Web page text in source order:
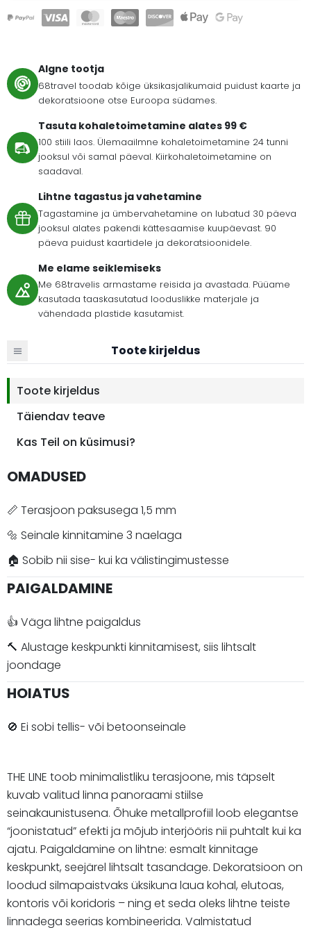
Algne tootja
68travel toodab kõige üksikasjalikumaid puidust kaarte ja
dekoratsioone otse Euroopa südames.
Tasuta kohaletoimetamine alates 99 €
100 stiili laos. Ülemaailmne kohaletoimetamine 24 tunni
jooksul või samal päeval. Kiirkohaletoimetamine on
saadaval.
Lihtne tagastus ja vahetamine
Tagastamine ja ümbervahetamine on lubatud 30 päeva
jooksul alates pakendi kättesaamise kuupäevast. 90
päeva puidust kaartidele ja dekoratsioonidele.
Me elame seiklemiseks
Me 68travelis armastame reisida ja avastada. Püüame
kasutada taaskasutatud looduslikke materjale ja
vähendada plastide kasutamist.
Toote kirjeldus
Toote kirjeldus
Täiendav teave
Kas Teil on küsimusi?
OMADUSED
📏 Terasjoon paksusega 1,5 mm
🔩 Seinale kinnitamine 3 naelaga
🏠 Sobib nii sise- kui ka välistingimustesse
PAIGALDAMINE
👍 Väga lihtne paigaldus
🔨 Alustage keskpunkti kinnitamisest, siis lihtsalt
joondage
HOIATUS
🚫 Ei sobi tellis- või betoonseinale
THE LINE toob minimalistliku terasjoone, mis täpselt
kuvab valitud linna panoraami stiilse
seinakaunistusena. Õhuke metallprofiil loob elegantse
“joonistatud” efekti ja mõjub interjööris nii puhtalt kui ka
ajatu. Paigaldamine on lihtne: esmalt kinnitage
keskpunkt, seejärel lihtsalt tasandage. Dekoratsioon on
loodud silmapaistvaks üksikuna laua kohal, elutoas,
kontoris või koridoris – ning et seda oleks lihtne teiste
linnadega seerias kombineerida. Valmistatud